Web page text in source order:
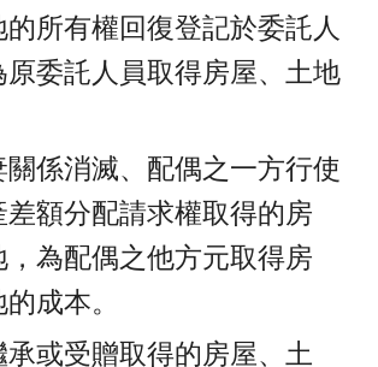
的所有權回復登記於委託人
原委託人員取得房屋、土地
關係消滅、配偶之一方行使
差額分配請求權取得的房
，為配偶之他方元取得房
成本。
或受贈取得的房屋、土